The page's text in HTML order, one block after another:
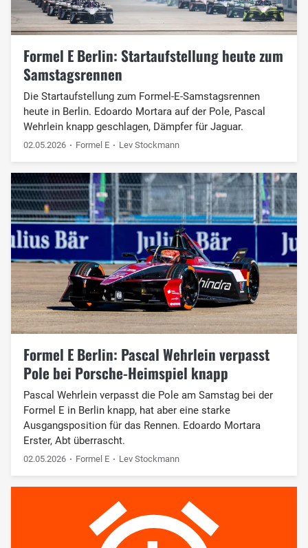
Formel E Berlin: Startaufstellung heute zum
Samstagsrennen
Die Startaufstellung zum Formel-E-Samstagsrennen
heute in Berlin. Edoardo Mortara auf der Pole, Pascal
Wehrlein knapp geschlagen, Dämpfer für Jaguar.
02.05.2026 Formel E Lev Stockmann
Formel E Berlin: Pascal Wehrlein verpasst
Pole bei Porsche-Heimspiel knapp
Pascal Wehrlein verpasst die Pole am Samstag bei der
Formel E in Berlin knapp, hat aber eine starke
Ausgangsposition für das Rennen. Edoardo Mortara
Erster, Abt überrascht.
02.05.2026 Formel E Lev Stockmann